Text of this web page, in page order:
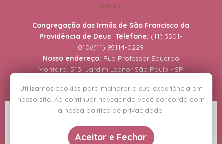
Utilizamos cookies para melhorar a sua experiência em
nosso site. Ao continuar navegando você concorda com
a nossa política de privacidade.
Aceitar e Fechar
Materiais
Congregação das Irmãs de São Francisco da
Providência de Deus |Telefone: (11) 3501-
0106(11) 95114-0229
Nosso endereço: Rua Professor Eduardo
Monteiro, 513, Jardim Leonor São Paulo - SP
Copyright © Congregação das Irmãs de São Francisco da Providência de
Deus.
Direitos reservados, acesse apolítica de privacidade